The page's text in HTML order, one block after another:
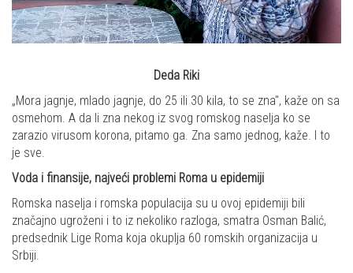
Deda Riki
„Mora jagnje, mlado jagnje, do 25 ili 30 kila, to se zna", kaže on sa
osmehom. A da li zna nekog iz svog romskog naselja ko se
zarazio virusom korona, pitamo ga. Zna samo jednog, kaže. I to
je sve.
Voda i finansije, najveći problemi Roma u epidemiji
Romska naselja i romska populacija su u ovoj epidemiji bili
značajno ugroženi i to iz nekoliko razloga, smatra Osman Balić,
predsednik Lige Roma koja okuplja 60 romskih organizacija u
Srbiji.